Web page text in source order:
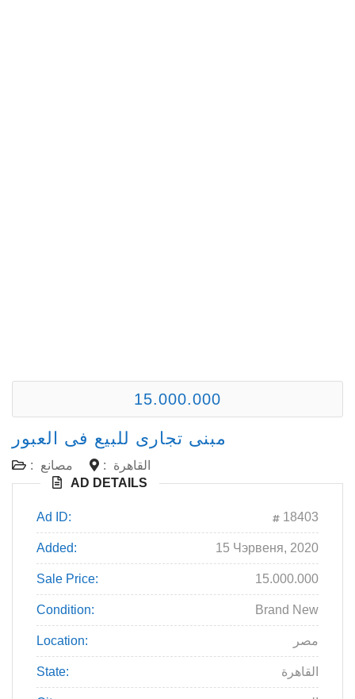
15.000.000
مبنى تجارى للبيع فى العبور
: مصانع :
القاهرة
AD DETAILS
Ad ID: 18403
Added: 15 Чэрвеня, 2020
Sale Price: 15.000.000
Condition: Brand New
Location: مصر
State: القاهرة